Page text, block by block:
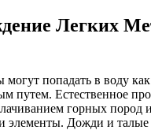
Легких
могут попадать в воду
путем. Естественное
горных пород
элементы. Дожди и талые